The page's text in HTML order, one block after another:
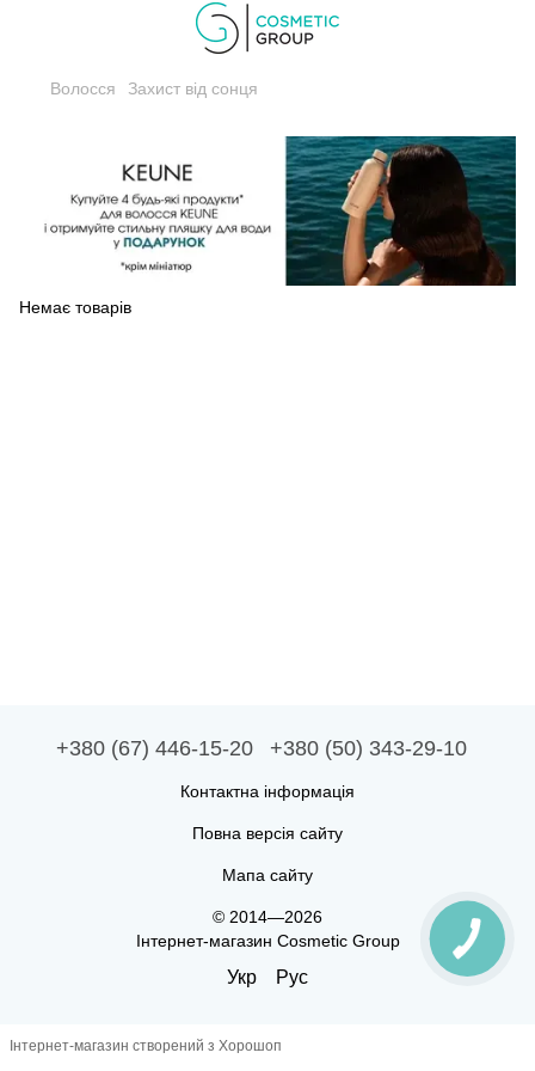
Волосся Захист від сонця
Немає товарів
+380 (67) 446-15-20 +380 (50) 343-29-10
Контактна інформація
Повна версія сайту
Мапа сайту
© 2014—2026
Інтернет-магазин Cosmetic Group
Укр Рус
Інтернет-магазин створений з Хорошоп